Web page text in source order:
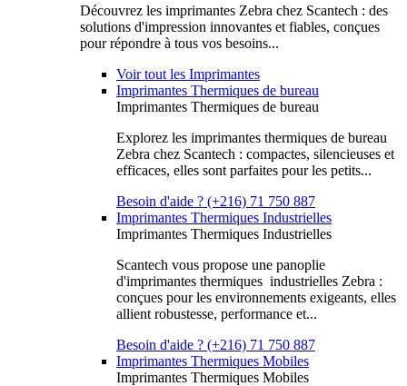
Découvrez les imprimantes Zebra chez Scantech : des
solutions d'impression innovantes et fiables, conçues
pour répondre à tous vos besoins...
Voir tout les Imprimantes
Imprimantes Thermiques de bureau
Imprimantes Thermiques de bureau
Explorez les imprimantes thermiques de bureau
Zebra chez Scantech : compactes, silencieuses et
efficaces, elles sont parfaites pour les petits...
Besoin d'aide ? (+216) 71 750 887
Imprimantes Thermiques Industrielles
Imprimantes Thermiques Industrielles
Scantech vous propose une panoplie
d'imprimantes thermiques industrielles Zebra :
conçues pour les environnements exigeants, elles
allient robustesse, performance et...
Besoin d'aide ? (+216) 71 750 887
Imprimantes Thermiques Mobiles
Imprimantes Thermiques Mobiles